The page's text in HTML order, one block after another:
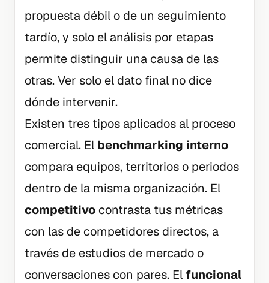
propuesta débil o de un seguimiento
tardío, y solo el análisis por etapas
permite distinguir una causa de las
otras. Ver solo el dato final no dice
dónde intervenir.
Existen tres tipos aplicados al proceso
comercial. El benchmarking interno
compara equipos, territorios o periodos
dentro de la misma organización. El
competitivo contrasta tus métricas
con las de competidores directos, a
través de estudios de mercado o
conversaciones con pares. El funcional